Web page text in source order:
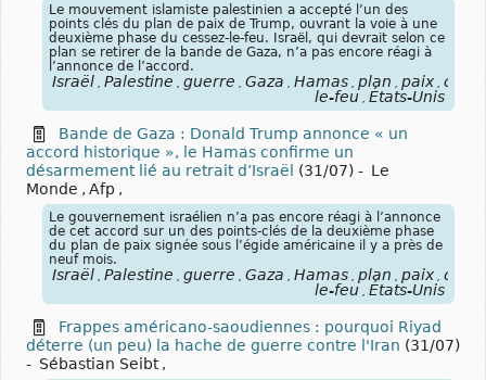
Le mouvement islamiste palestinien a accepté l’un des
points clés du plan de paix de Trump, ouvrant la voie à une
deuxième phase du cessez-le-feu. Israël, qui devrait selon ce
plan se retirer de la bande de Gaza, n’a pas encore réagi à
l’annonce de l’accord.
Israël Palestine guerre Gaza Hamas plan paix
le-feu États-Unis
Bande de Gaza : Donald Trump annonce « un
accord historique », le Hamas confirme un
désarmement lié au retrait d’Israël
(31/07) - Le
Monde , Afp ,
Le gouvernement israélien n’a pas encore réagi à l’annonce
de cet accord sur un des points-clés de la deuxième phase
du plan de paix signée sous l’égide américaine il y a près de
neuf mois.
Israël Palestine guerre Gaza Hamas plan paix
le-feu États-Unis
Frappes américano-saoudiennes : pourquoi Riyad
déterre (un peu) la hache de guerre contre l'Iran (31/07)
- Sébastian Seibt ,